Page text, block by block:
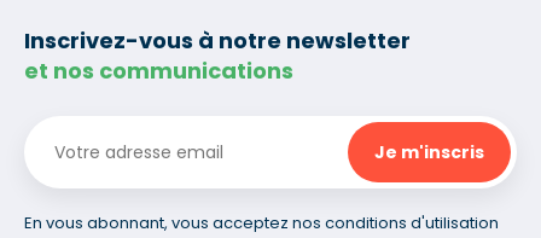
Inscrivez-vous à notre newsletter
et nos communications
En vous abonnant, vous acceptez nos conditions d'utilisation